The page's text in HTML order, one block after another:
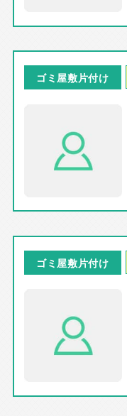
ゴミ屋敷片付け
ゴミ屋敷片付け